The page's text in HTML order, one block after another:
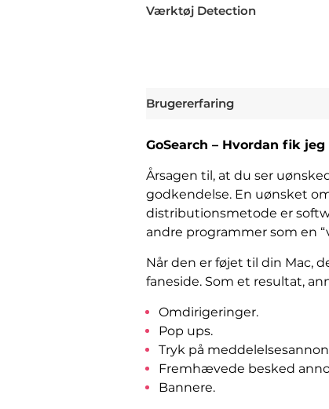
Værktøj Detection
Brugererfaring
GoSearch – Hvordan fik
Årsagen til, at du ser
godkendelse. En uønsket
distributionsmetode er
andre programmer som en
Når den er føjet til din Mac,
faneside. Som et resultat,
Omdirigeringer.
Pop ups.
Tryk på
Fremhævede besked
Bannere.